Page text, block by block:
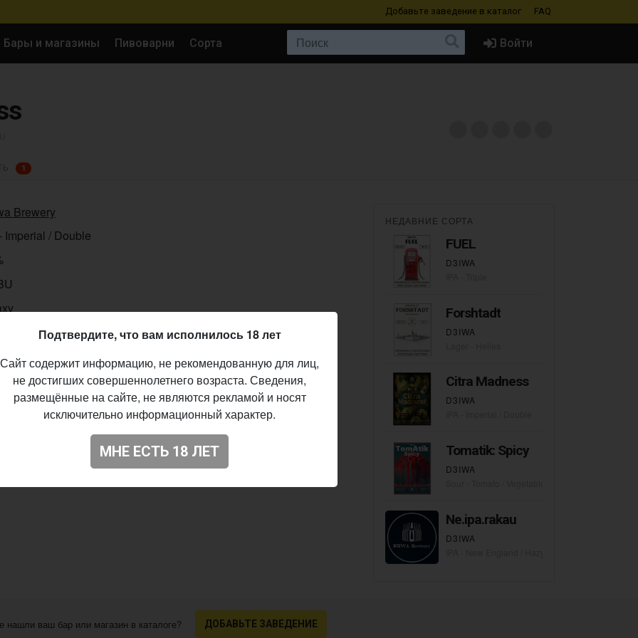
Добавьте заведение в каталог FAQ
Бары и магазины Пивоварни Сорта Войти
1
Brewery
Imperial / Double
НЕДАВНИЕ СОРТА
FUEL
D3IWA
Forshtadt
D3IWA
Citra Madness
D3IWA
Tomatik: Spicy
D3IWA
Ne.ipa.rakau
D3IWA
нашли ваш бар или магазин в каталоге? ДОБАВЬТЕ ЗАВЕДЕНИЕ
Подтвердите, что вам исполнилось 18 лет
Сайт содержит информацию, не рекомендованную для лиц,
не достигших совершеннолетнего возраста. Сведения,
размещённые на сайте, не являются рекламой и носят
исключительно информационный характер.
МНЕ ЕСТЬ 18 ЛЕТ